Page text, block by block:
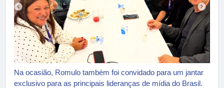
Na ocasião, Romulo também foi convidado para um jantar
exclusivo para as principais lideranças de mídia do Brasil.